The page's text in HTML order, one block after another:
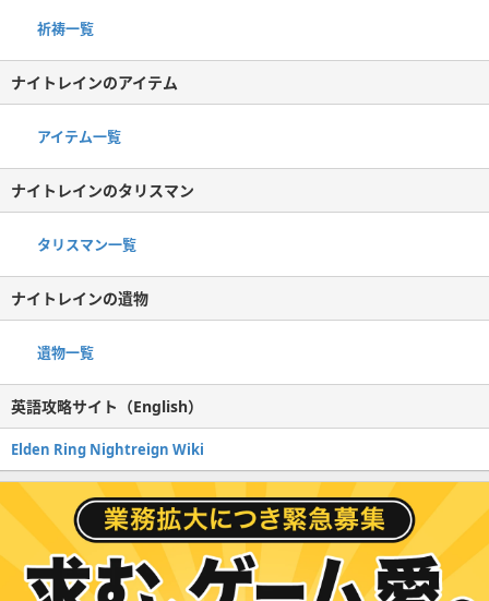
祈祷一覧
ナイトレインのアイテム
アイテム一覧
ナイトレインのタリスマン
タリスマン一覧
ナイトレインの遺物
遺物一覧
英語攻略サイト（English）
Elden Ring Nightreign Wiki